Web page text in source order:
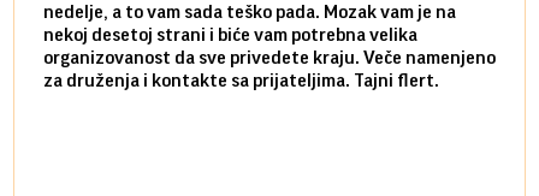
nedelje, a to vam sada teško pada. Mozak vam je na
nekoj desetoj strani i biće vam potrebna velika
organizovanost da sve privedete kraju. Veče namenjeno
za druženja i kontakte sa prijateljima. Tajni flert.